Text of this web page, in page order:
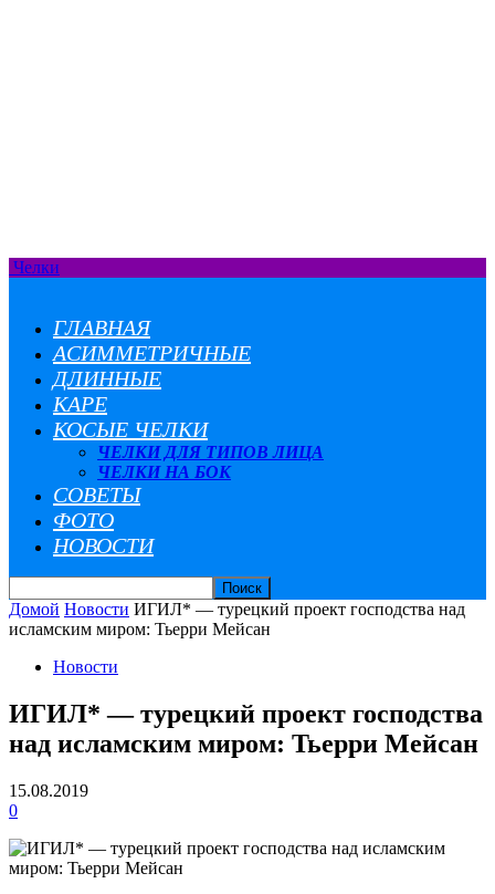
Челки
ГЛАВНАЯ
АСИММЕТРИЧНЫЕ
ДЛИННЫЕ
КАРЕ
КОСЫЕ ЧЕЛКИ
ЧЕЛКИ ДЛЯ ТИПОВ ЛИЦА
ЧЕЛКИ НА БОК
СОВЕТЫ
ФОТО
НОВОСТИ
Домой Новости ИГИЛ* — турецкий проект господства над
исламским миром: Тьерри Мейсан
Новости
ИГИЛ* — турецкий проект господства
над исламским миром: Тьерри Мейсан
15.08.2019
0